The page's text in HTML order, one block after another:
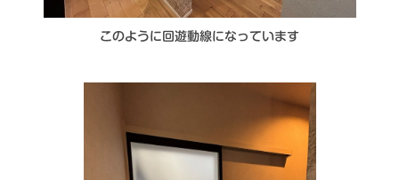
このように回遊動線になっています